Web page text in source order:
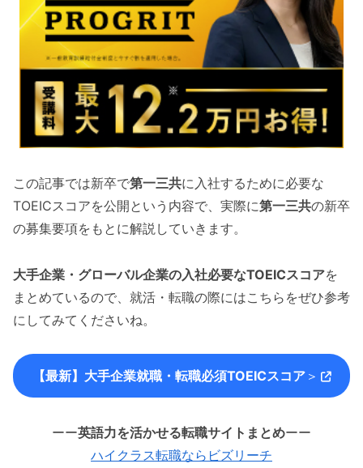
この記事では新卒で第一三共に入社するために必要な
TOEICスコアを公開という内容で、実際に第一三共の新卒
の募集要項をもとに解説していきます。
大手企業・グローバル企業の入社必要なTOEICスコアを
まとめているので、就活・転職の際にはこちらをぜひ参考
にしてみてくださいね。
【最新】大手企業就職・転職必須TOEICスコア＞
ーー英語力を活かせる転職サイトまとめーー
ハイクラス転職ならビズリーチ